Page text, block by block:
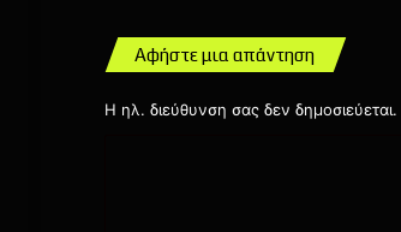
Αφήστε μια απάντηση
Η ηλ. διεύθυνση σας δεν δημοσιεύεται.